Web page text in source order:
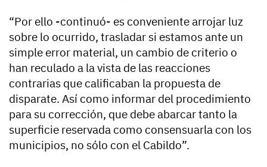
“Por ello -continuó- es conveniente arrojar luz
sobre lo ocurrido, trasladar si estamos ante un
simple error material, un cambio de criterio o
han reculado a la vista de las reacciones
contrarias que calificaban la propuesta de
disparate. Así como informar del procedimiento
para su corrección, que debe abarcar tanto la
superficie reservada como consensuarla con los
municipios, no sólo con el Cabildo”.